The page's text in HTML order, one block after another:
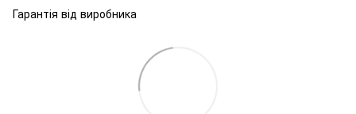
Гарантія від виробника